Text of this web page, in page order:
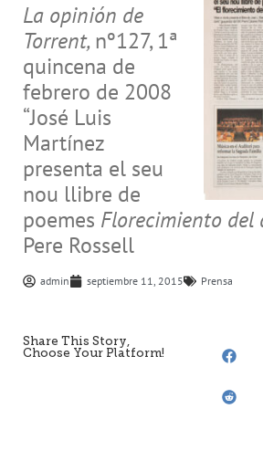
La opinión de
Torrent, nº127, 1ª
quincena de
febrero de 2008
“José Luis
Martínez
presenta el seu
nou llibre de
poemes Florecimiento del
Pere Rossell
admin septiembre 11, 2015 Prensa
Share This Story,
Choose Your Platform!